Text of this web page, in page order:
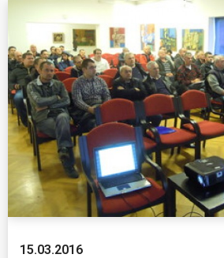
15.03.2016